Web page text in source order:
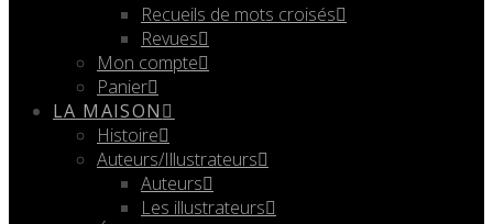
Recueils de mots croisés
Revues
Mon compte
Panier
LA MAISON
Histoire
Auteurs/Illustrateurs
Auteurs
Les illustrateurs